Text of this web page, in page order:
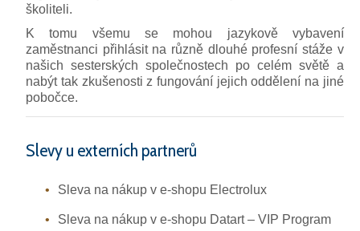
školiteli.
K tomu všemu se mohou jazykově vybavení
zaměstnanci přihlásit na různě dlouhé profesní stáže v
našich sesterských společnostech po celém světě a
nabýt tak zkušenosti z fungování jejich oddělení na jiné
pobočce.
Slevy u externích partnerů
Sleva na nákup v e-shopu Electrolux
Sleva na nákup v e-shopu Datart – VIP Program